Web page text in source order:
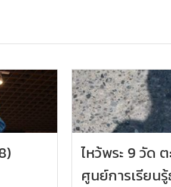
ไหว้พระ 9 วัด ต
ศูนย์การเรียน